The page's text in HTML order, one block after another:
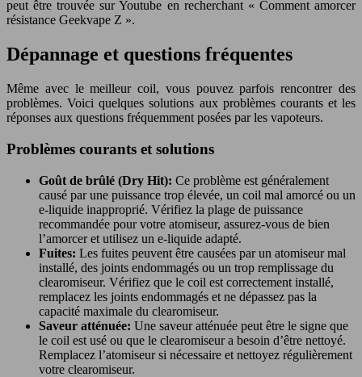
peut être trouvée sur Youtube en recherchant « Comment amorcer
résistance Geekvape Z ».
Dépannage et questions fréquentes
Même avec le meilleur coil, vous pouvez parfois rencontrer des
problèmes. Voici quelques solutions aux problèmes courants et les
réponses aux questions fréquemment posées par les vapoteurs.
Problèmes courants et solutions
Goût de brûlé (Dry Hit): Ce problème est généralement
causé par une puissance trop élevée, un coil mal amorcé ou un
e-liquide inapproprié. Vérifiez la plage de puissance
recommandée pour votre atomiseur, assurez-vous de bien
l’amorcer et utilisez un e-liquide adapté.
Fuites: Les fuites peuvent être causées par un atomiseur mal
installé, des joints endommagés ou un trop remplissage du
clearomiseur. Vérifiez que le coil est correctement installé,
remplacez les joints endommagés et ne dépassez pas la
capacité maximale du clearomiseur.
Saveur atténuée: Une saveur atténuée peut être le signe que
le coil est usé ou que le clearomiseur a besoin d’être nettoyé.
Remplacez l’atomiseur si nécessaire et nettoyez régulièrement
votre clearomiseur.